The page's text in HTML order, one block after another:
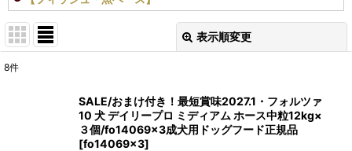
表示順変更
8件
SALE/おまけ付き！最短賞味2027.1・フォルツァ
10 犬 デイリープロ ミディアム ホース中粒12kg×
３個/fo14069x3成犬用ドッグフード正規品
[fo14069x3]